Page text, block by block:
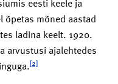
õpetas mõned aastad
ladina keelt. 1920.
arvustusi ajalehtedes
[2]